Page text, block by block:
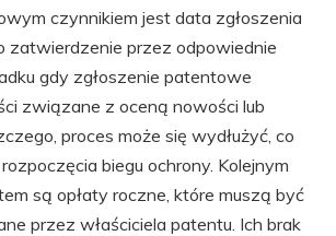
czynnikiem jest data zgłoszenia
zatwierdzenie przez odpowiednie
gdy zgłoszenie patentowe
związane z oceną nowości lub
proces może się wydłużyć, co
biegu ochrony. Kolejnym
są opłaty roczne, które muszą być
przez właściciela patentu. Ich brak